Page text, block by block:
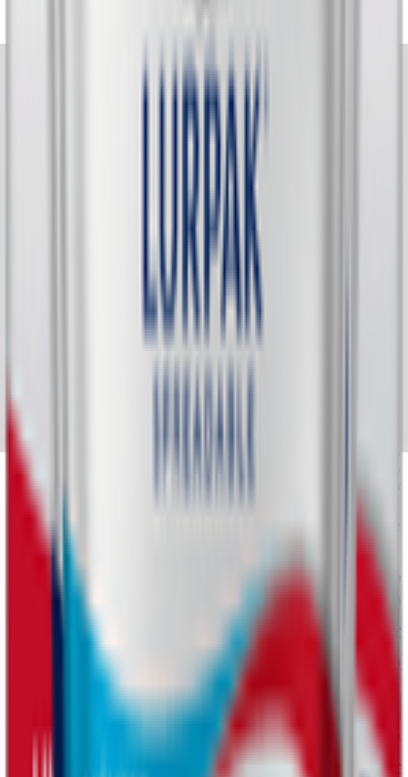
Cart
Next slide
Next slide
بخاخ الطبخ من لورباك
ذهبية لامعة لأطباقك. مزيج من زبدة لورباك والزيت النباتي يعطي
تغطية متساوية تماما - 200 مل
You might also like
33% OFF
3 x 100 gm
Lurpak Butter
1.300
100gm
Lurpak Soft Unsalted Butter